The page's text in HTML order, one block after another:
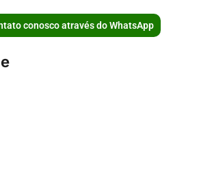
conosco através do WhatsApp